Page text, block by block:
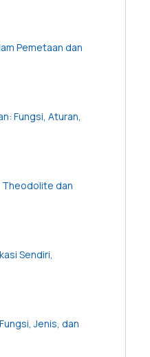
Pemetaan dan
Fungsi, Aturan,
Theodolite dan
Sendiri,
Jenis, dan